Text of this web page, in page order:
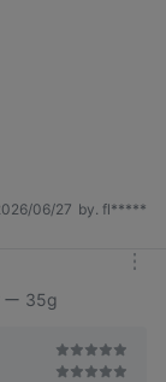
06/27 by. fl*****
ー 35g